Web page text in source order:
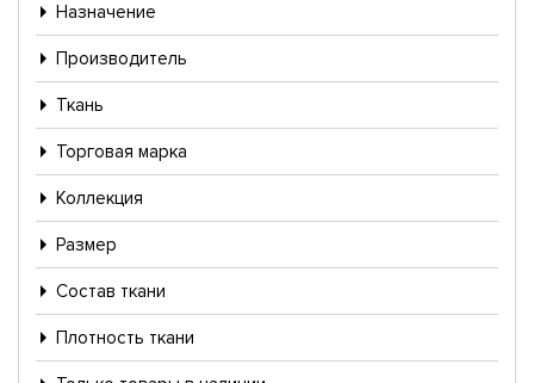
Назначение
Производитель
Ткань
Торговая марка
Коллекция
Размер
Состав ткани
Плотность ткани